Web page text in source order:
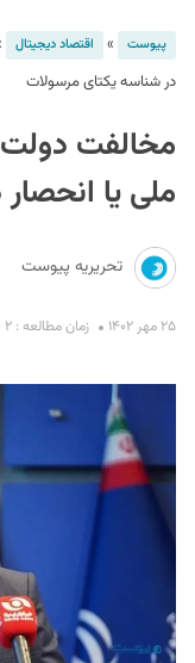
پیوست » اقتصاد دیجیتال
در شناسه یکتای مرسولات
مخالفت دولت
ملی یا
تحریریه پیوست
۲۵ مهر ۱۴۰۲ زمان مطالعه : ۲ دقیقه